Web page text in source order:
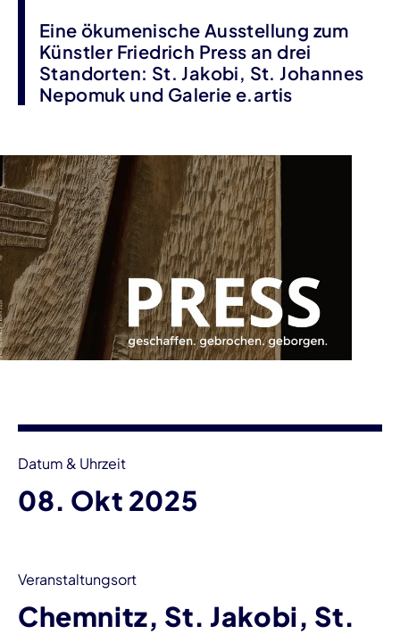
Eine ökumenische Ausstellung zum
Künstler Friedrich Press an drei
Standorten: St. Jakobi, St. Johannes
Nepomuk und Galerie e.artis
Datum & Uhrzeit
08. Okt 2025
Veranstaltungsort
Chemnitz, St. Jakobi, St.